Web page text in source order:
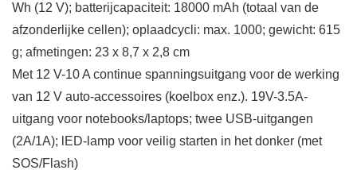
Wh (12 V); batterijcapaciteit: 18000 mAh (totaal van de
afzonderlijke cellen); oplaadcycli: max. 1000; gewicht: 615
g; afmetingen: 23 x 8,7 x 2,8 cm
Met 12 V-10 A continue spanningsuitgang voor de werking
van 12 V auto-accessoires (koelbox enz.). 19V-3.5A-
uitgang voor notebooks/laptops; twee USB-uitgangen
(2A/1A); lED-lamp voor veilig starten in het donker (met
SOS/Flash)